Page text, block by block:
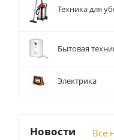
Техника для
Бытовая
Электрика
Новости Все